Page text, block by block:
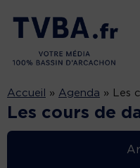
Accueil » Agenda » Les
Les cours de